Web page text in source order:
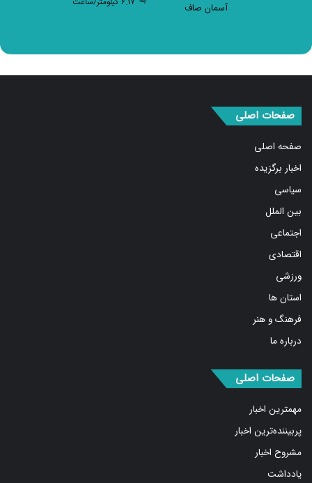
آسمان صاف
صفحات اصلی
صفحه اصلی
اخبار برگزیده
سیاسی
بین الملل
اجتماعی
اقتصادی
ورزشی
استان ها
فرهنگ و هنر
درباره ما
صفحات اصلی
مهمترین اخبار
پربیننده‌ترین اخبار
مشروح اخبار
یادداشت